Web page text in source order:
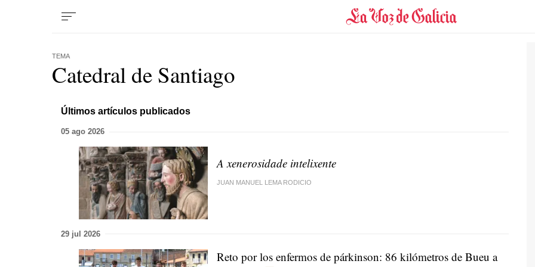
TEMA
Catedral de Santiago
Últimos artículos publicados
05 ago 2026
A xenerosidade intelixente
JUAN MANUEL LEMA RODICIO
29 jul 2026
Reto por los enfermos de párkinson: 86 kilómetros de Bueu a